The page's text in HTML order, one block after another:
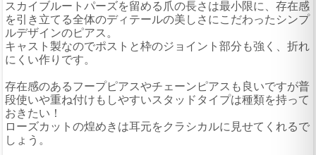
スカイブルートパーズを留める爪の長さは最小限に、存在感
を引き立てる全体のディテールの美しさにこだわったシンプ
ルデザインのピアス。
キャスト製なのでポストと枠のジョイント部分も強く、折れ
にくい作りです。
存在感のあるフープピアスやチェーンピアスも良いですが普
段使いや重ね付けもしやすいスタッドタイプは種類を持って
おきたい！
ローズカットの煌めきは耳元をクラシカルに見せてくれるで
しょう。